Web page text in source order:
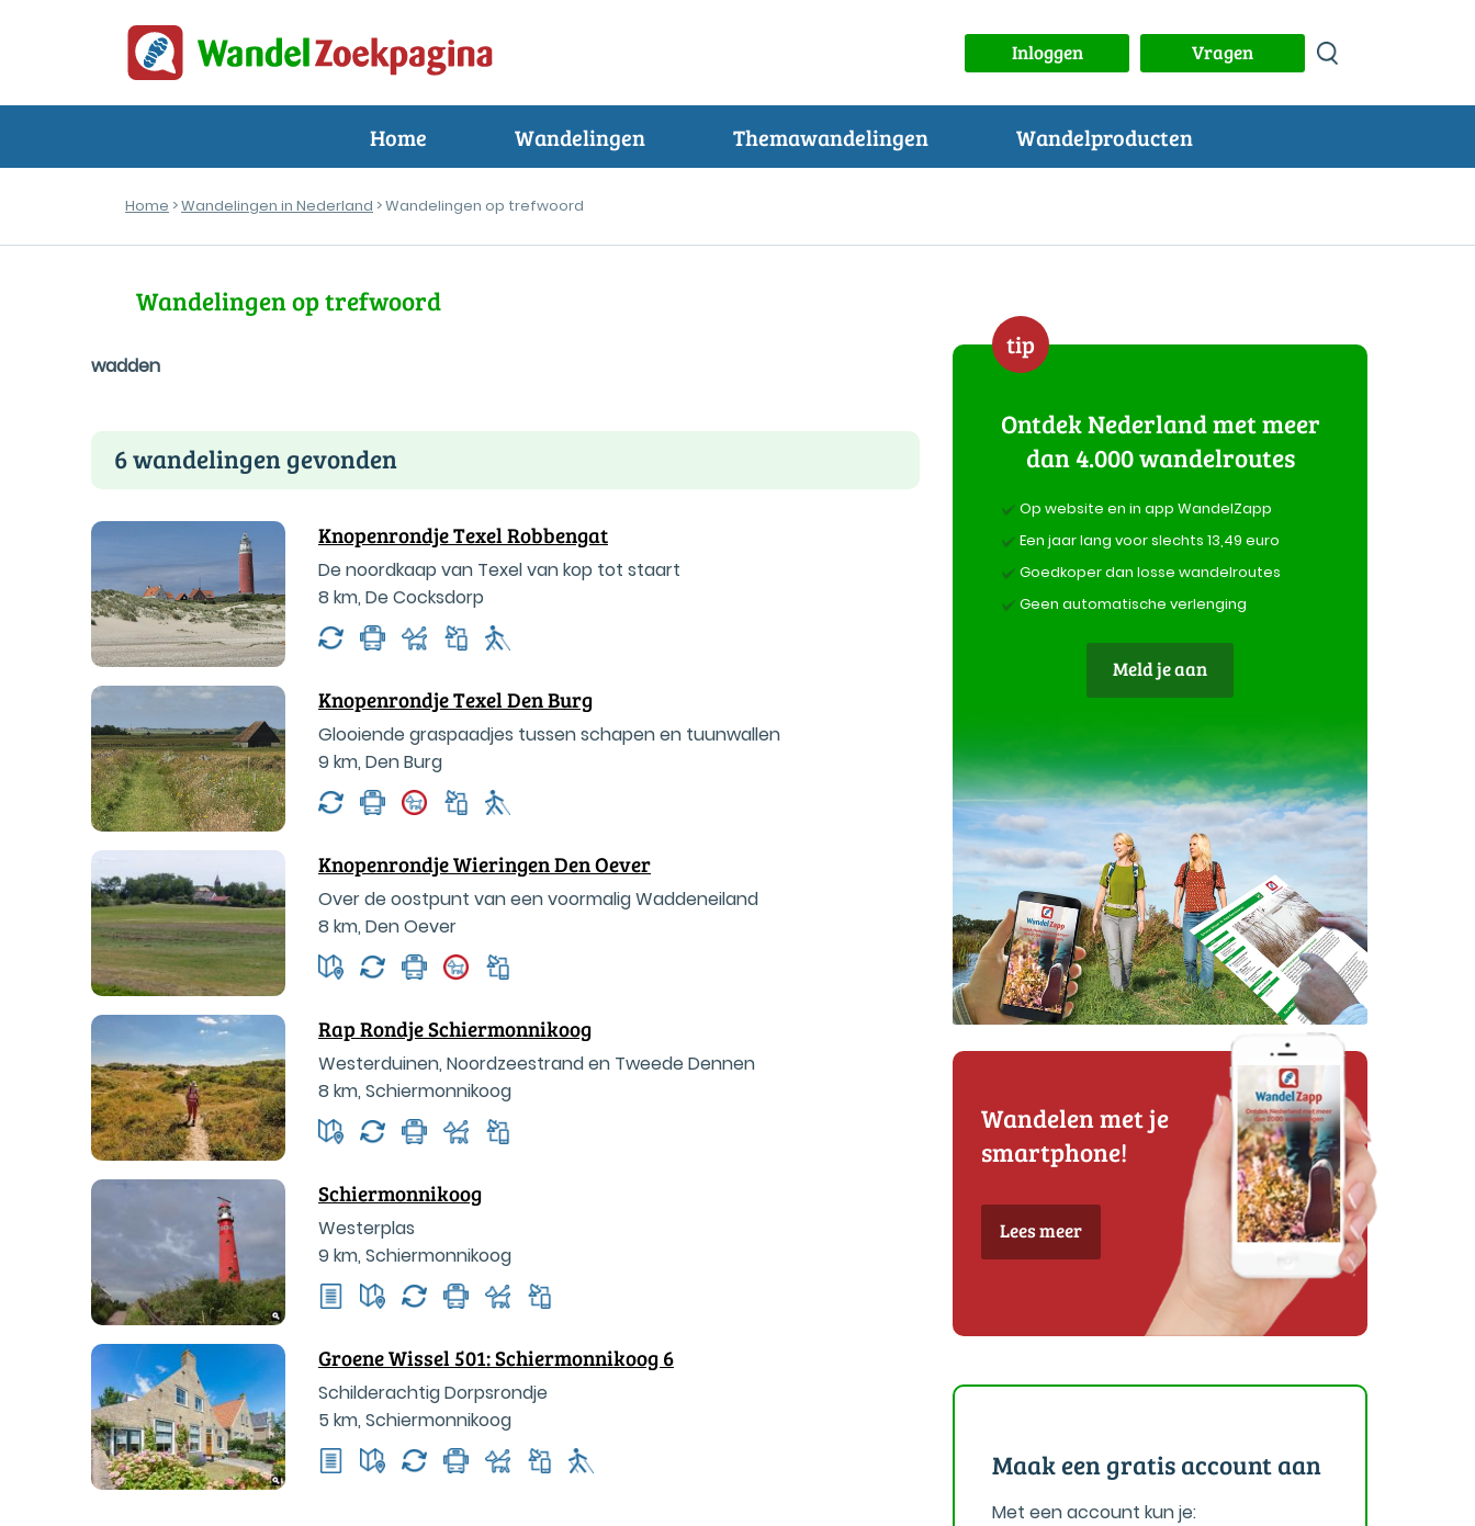
Inloggen Vragen
Home Wandelingen Themawandelingen Wandelproducten
Home >Wandelingen in Nederland > Wandelingen op trefwoord
Wandelingen op trefwoord
wadden
6 wandelingen gevonden
Knopenrondje Texel Robbengat
De noordkaap van Texel van kop tot staart
8 km, De Cocksdorp
Knopenrondje Texel Den Burg
Glooiende graspaadjes tussen schapen en tuunwallen
9 km, Den Burg
Knopenrondje Wieringen Den Oever
Over de oostpunt van een voormalig Waddeneiland
8 km, Den Oever
Rap Rondje Schiermonnikoog
Westerduinen, Noordzeestrand en Tweede Dennen
8 km, Schiermonnikoog
Schiermonnikoog
Westerplas
9 km, Schiermonnikoog
Groene Wissel 501: Schiermonnikoog 6
Schilderachtig Dorpsrondje
5 km, Schiermonnikoog
tip
Ontdek Nederland met meer
dan 4.000 wandelroutes
Op website en in app WandelZapp
Een jaar lang voor slechts 13,49 euro
Goedkoper dan losse wandelroutes
Geen automatische verlenging
Meld je aan
Wandelen met je
smartphone!
Lees meer
Maak een gratis account aan
Met een account kun je: